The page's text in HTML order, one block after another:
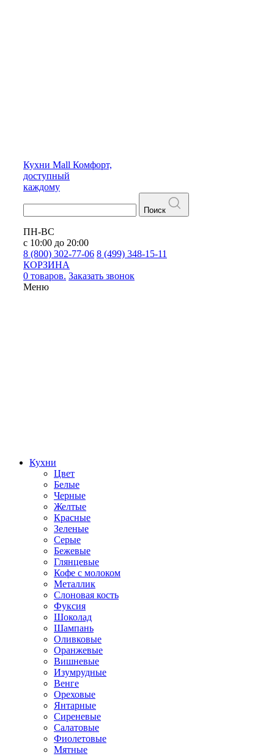
Кухни Mall Комфорт,
доступный
каждому
Поиск
ПН-ВС
с 10:00 до 20:00
8 (800) 302-77-06 8 (499) 348-15-11
КОРЗИНА
0 товаров. Заказать звонок
Меню
Кухни
Цвет
Белые
Черные
Желтые
Красные
Зеленые
Серые
Бежевые
Глянцевые
Кофе с молоком
Металлик
Слоновая кость
Фуксия
Шоколад
Шампань
Оливковые
Оранжевые
Вишневые
Изумрудные
Венге
Ореховые
Янтарные
Сиреневые
Салатовые
Фиолетовые
Мятные